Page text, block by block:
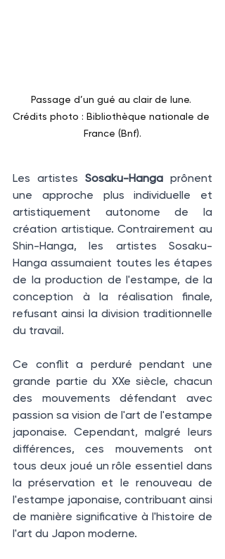
Passage d’un gué au clair de lune.
Crédits photo : Bibliothèque nationale de
France (Bnf).
Les artistes Sosaku-Hanga prônent
une approche plus individuelle et
artistiquement autonome de la
création artistique. Contrairement au
Shin-Hanga, les artistes Sosaku-
Hanga assumaient toutes les étapes
de la production de l'estampe, de la
conception à la réalisation finale,
refusant ainsi la division traditionnelle
du travail.
Ce conflit a perduré pendant une
grande partie du XXe siècle, chacun
des mouvements défendant avec
passion sa vision de l'art de l'estampe
japonaise. Cependant, malgré leurs
différences, ces mouvements ont
tous deux joué un rôle essentiel dans
la préservation et le renouveau de
l'estampe japonaise, contribuant ainsi
de manière significative à l'histoire de
l'art du Japon moderne.